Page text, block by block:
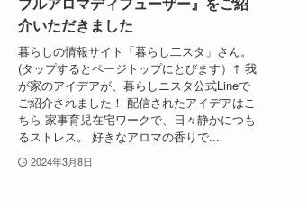
介いただきました
暮らしの情報サイト「暮らし二スタ」さん。
(タップするとページトップにとびます）↑ 我
が家のアイデアが、暮らしニスタ公式Lineで
ご紹介されました！ 配信されたアイデアはこ
ちら 家事育児在宅ワークで、日々静かにつも
るストレス。 好きなアロマの香りで...
2024年3月8日